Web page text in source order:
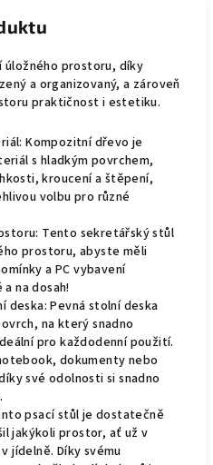
úložného prostoru, díky
a organizovaný, a zároveň
praktičnost i estetiku.
Kompozitní dřevo je
s hladkým povrchem,
kroucení a štěpení,
volbu pro různé
Tento sekretářský stůl
prostoru, abyste měli
a PC vybavení
na dosah!
deska: Pevná stolní deska
na který snadno
pro každodenní použití.
dokumenty nebo
své odolnosti si snadno
psací stůl je dostatečně
jakýkoli prostor, ať už v
jídelně. Díky svému